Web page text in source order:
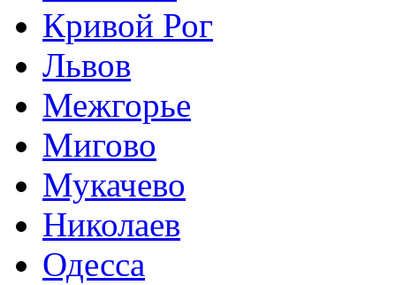
Кривой Рог
Львов
Межгорье
Мигово
Мукачево
Николаев
Одесса